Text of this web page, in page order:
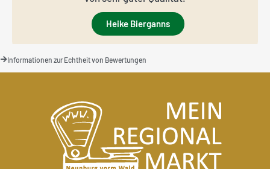
Heike Bierganns
Informationen zur Echtheit von Bewertungen